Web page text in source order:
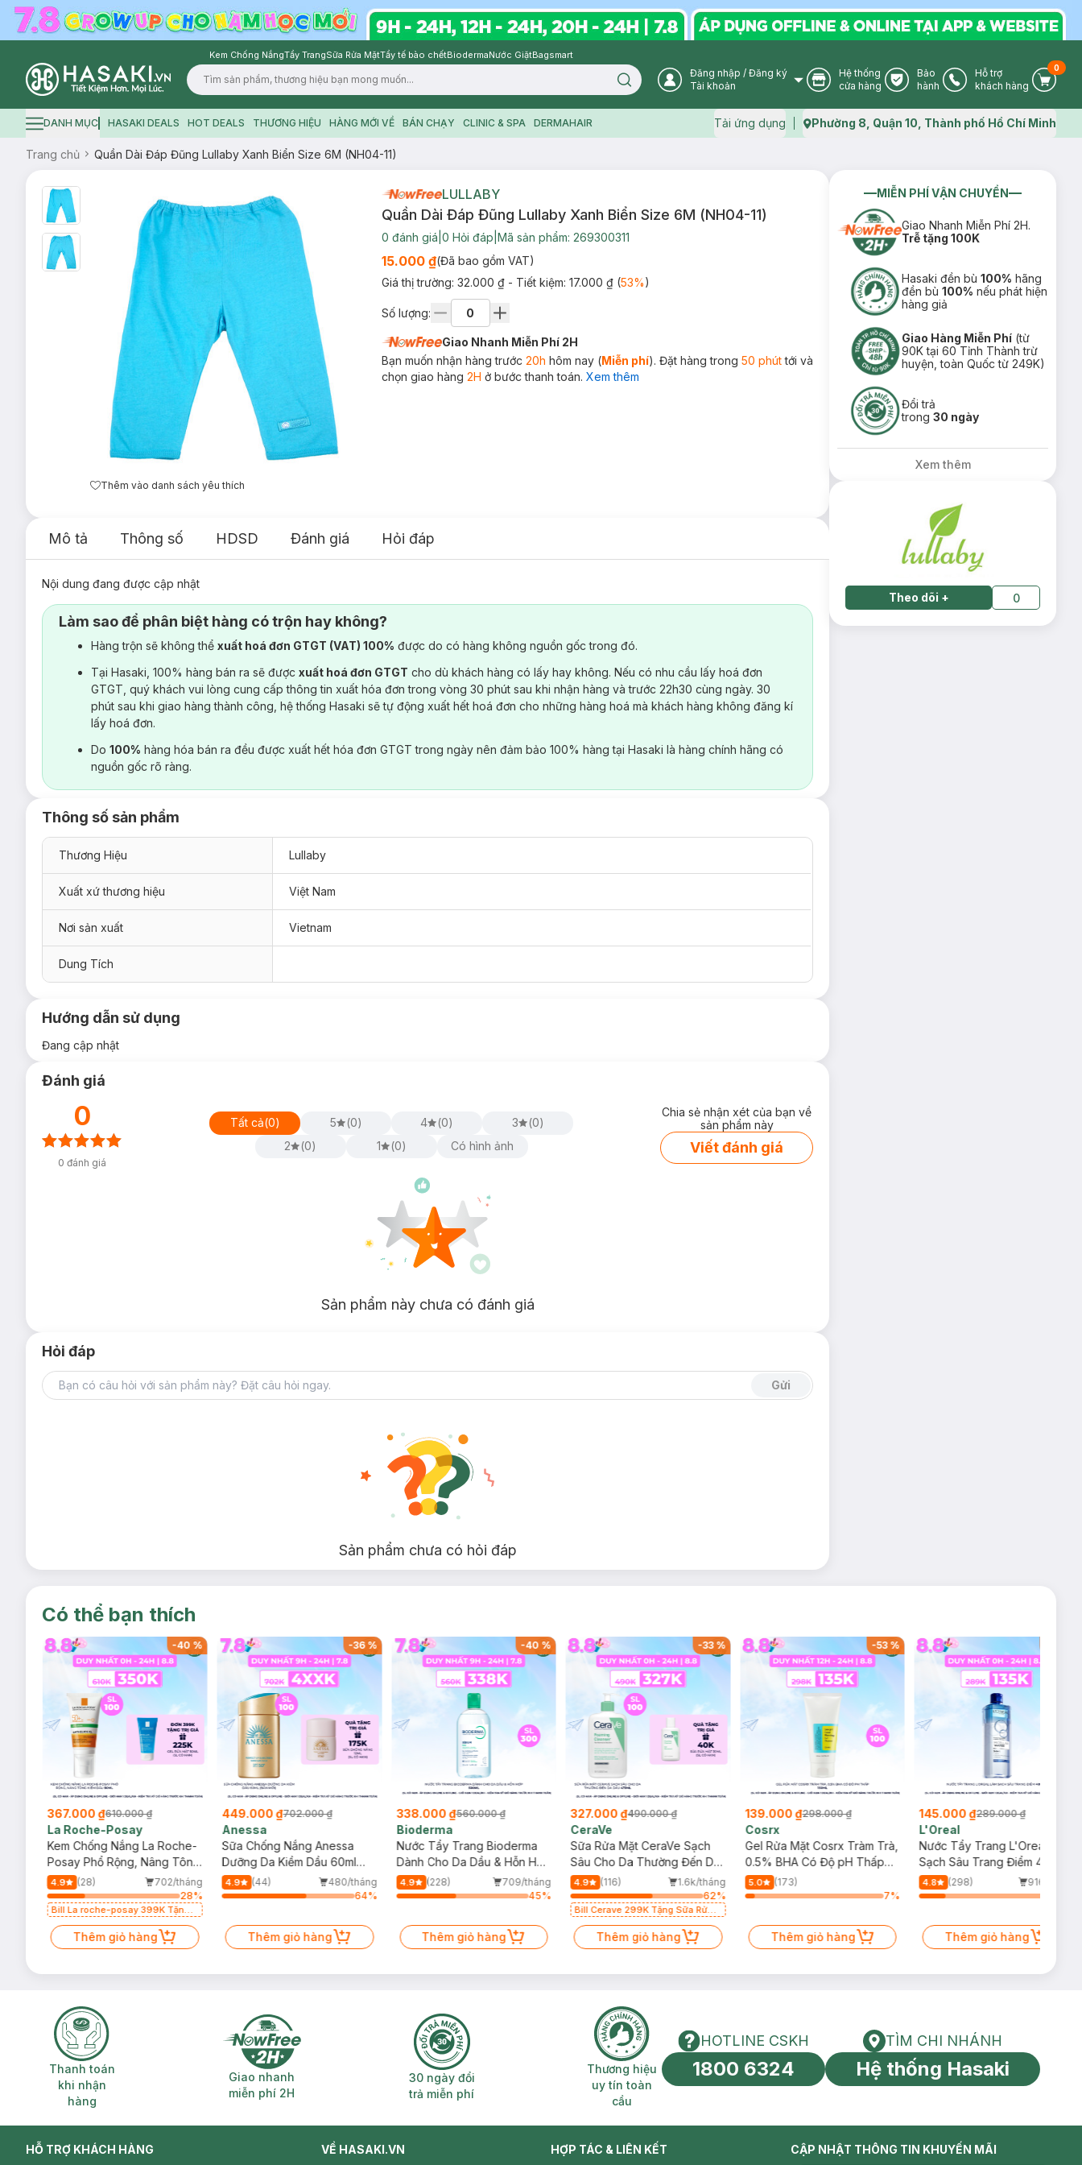
Kem Chống NắngTẩy TrangSữa Rửa MặtTẩy tế bào chếtBiodermaNước GiặtBagsmart
Logo
Search icon User Icon
Đăng nhập / Đăng ký
Tài khoản
Store Icon
Hệ thống
cửa hàng
Warranty Icon
Bảo
hành
Phone Icon
Hỗ trợ
khách hàng
Cart
0
Hamburger icon
DANH MỤC HASAKI DEALS HOT DEALS THƯƠNG HIỆU HÀNG MỚI VỀ BÁN CHẠY CLINIC & SPA DERMAHAIR Tải ứng dụng Map icon
Phường 8, Quận 10, Thành phố Hồ Chí Minh
Trang chủ Quần Dài Đáp Đũng Lullaby Xanh Biển Size 6M (NH04-11)
Thêm vào danh sách yêu thích
LULLABY
Quần Dài Đáp Đũng Lullaby Xanh Biển Size 6M (NH04-11)
0 đánh giá 0 Hỏi đáp Mã sản phẩm: 269300311
15.000 ₫(Đã bao gồm VAT)
Giá thị trường: 32.000 ₫ - Tiết kiệm: 17.000 ₫(53%)
Số lượng:
Giao Nhanh Miễn Phí 2H
Bạn muốn nhận hàng trước 20h hôm nay (Miễn phí). Đặt hàng trong 50 phúttới và
chọn giao hàng 2H ở bước thanh toán. Xem thêm
Mô tả Thông số HDSD Đánh giá Hỏi đáp
Nội dung đang được cập nhật
Làm sao để phân biệt hàng có trộn hay không?
Hàng trộn sẽ không thể xuất hoá đơn GTGT (VAT) 100% được do có hàng không nguồn gốc trong đó.
Tại Hasaki, 100% hàng bán ra sẽ được xuất hoá đơn GTGT cho dù khách hàng có lấy hay không. Nếu có nhu cầu lấy hoá đơn
GTGT, quý khách vui lòng cung cấp thông tin xuất hóa đơn trong vòng 30 phút sau khi nhận hàng và trước 22h30 cùng ngày. 30
phút sau khi giao hàng thành công, hệ thống Hasaki sẽ tự động xuất hết hoá đơn cho những hàng hoá mà khách hàng không đăng kí
lấy hoá đơn.
Do 100% hàng hóa bán ra đều được xuất hết hóa đơn GTGT trong ngày nên đảm bảo 100% hàng tại Hasaki là hàng chính hãng có
nguồn gốc rõ ràng.
Thông số sản phẩm
Thương Hiệu Lullaby
Xuất xứ thương hiệu Việt Nam
Nơi sản xuất Vietnam
Dung Tích
Hướng dẫn sử dụng
Đang cập nhật
Đánh giá
0
0 đánh giá
Tất cả(0) 5 (0) 4 (0) 3 (0)
2
(0) 1 (0) Có hình ảnh
Chia sẻ nhận xét của bạn về
sản phẩm này
Viết đánh giá
Sản phẩm này chưa có đánh giá
Hỏi đáp
Gửi
Sản phẩm chưa có hỏi đáp
MIỄN PHÍ VẬN CHUYỂN
Giao Nhanh Miễn Phí 2H.
Trễ tặng 100K
Hasaki đền bù100% hãng
đền bù100% nếu phát hiện
hàng giả
Giao Hàng Miễn Phí (từ
90K tại 60 Tỉnh Thành trừ
huyện, toàn Quốc từ 249K)
Đổi trả
trong30 ngày
Xem thêm
Theo dõi + 0
Có thể bạn thích
-40 %
367.000 ₫610.000 ₫
La Roche-Posay
Kem Chống Nắng La Roche-
Posay Phổ Rộng, Nâng Tông
Kiềm Dầu 50ml
4.9 (28)
702/tháng
28%
Bill La roche-posay 399K Tặng
Gel rửa mặt da dầu nhạy cảm
50ml (SL có hạn)
Thêm giỏ hàng
-36%
449.000 ₫702.000 ₫
Anessa
Sữa Chống Nắng Anessa
Dưỡng Da Kiềm Dầu 60ml
(Bản Mới)
4.9 (44)
480/tháng
64%
Thêm giỏ hàng
-40 %
338.000 ₫560.000 ₫
Bioderma
Nước Tẩy Trang Bioderma
Dành Cho Da Dầu & Hỗn Hợp
500ml
4.9 (228)
709/tháng
45%
Thêm giỏ hàng
-33%
327.000 ₫490.000 ₫
CeraVe
Sữa Rửa Mặt CeraVe Sạch
Sâu Cho Da Thường Đến Da
Dầu 473ml
4.9 (116)
1.6k/tháng
62%
Bill Cerave 299K Tặng Sữa Rửa
Mặt Cerave 30ml (SL có hạn)
Thêm giỏ hàng
-53%
139.000 ₫298.000 ₫
Cosrx
Gel Rửa Mặt Cosrx Tràm Trà,
0.5% BHA Có Độ pH Thấp
150ml
5.0
(173)
7%
Thêm giỏ hàng
145.000 ₫289.000 ₫
L'Oreal
Nước Tẩy Trang L'Oreal Làm
Sạch Sâu Trang Điểm 400ml
4.8 (298)
916/tháng
Thêm giỏ hàng
Thanh toán khi nhận hàng
Thanh toán
khi nhận
hàng
Giao nhanh miễn phí 2H
Giao nhanh
miễn phí 2H
30 ngày đổi trả miễn phí
30 ngày đổi
trả miễn phí
Thương hiệu uy tín toàn cầu
Thương hiệu
uy tín toàn
cầu
HOTLINE CSKH
HOTLINE CSKH
1800 6324
Tìm chi nhánh
TÌM CHI NHÁNH
Hệ thống Hasaki
HỖ TRỢ KHÁCH HÀNG VỀ HASAKI.VN HỢP TÁC & LIÊN KẾT CẬP NHẬT THÔNG TIN KHUYẾN MÃI